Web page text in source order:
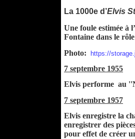
La 1000e d’Elvis
Une foule estimée à
Fontaine dans le
Photo:
https://
7 septembre 1955
Elvis performe au
7 septembre 1957
Elvis enregistre la
enregistrer des
pour effet de créer